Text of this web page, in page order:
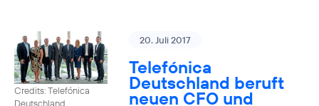
Credits: Telefónica
Deutschland
20. Juli 2017
Telefónica
Deutschland beruft
neuen CFO und